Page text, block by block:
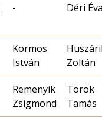
- Déri
Kormos
István
Zoltán
Remenyik
Zsigmond
Török
Tamás